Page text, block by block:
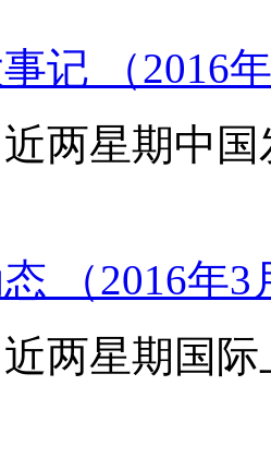
记 （2016
两星期中
（2016年
两星期国